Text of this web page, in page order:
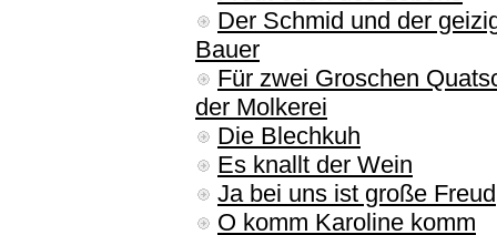
Der Schmid und der
Bauer
Für zwei Groschen
der Molkerei
Die Blechkuh
Es knallt der Wein
Ja bei uns ist große Freud
O komm Karoline komm